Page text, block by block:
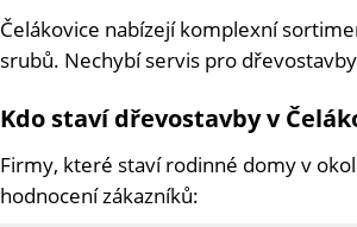
Čelákovice nabízejí komplexní
srubů. Nechybí servis pro
Kdo staví dřevostavby v
Firmy, které staví rodinné domy v
hodnocení zákazníků: